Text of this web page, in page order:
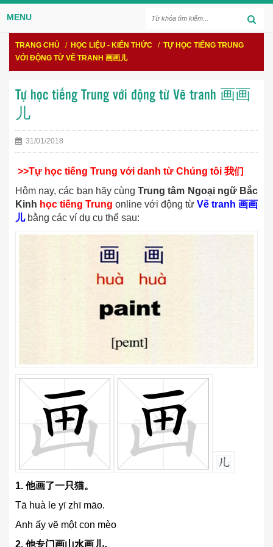
MENU
TRANG CHỦ / HỌC LIỆU - KIẾN THỨC / TỰ HỌC TIẾNG TRUNG
VỚI ĐỘNG TỪ VẼ TRANH 画画儿
Tự học tiếng Trung với động từ Vẽ tranh 画画
儿
31/01/2018
>>Tự học tiếng Trung với danh từ Chúng tôi 我们
Hôm nay, các bạn hãy cùngTrung tâm Ngoại ngữ Bắc
Kinh học tiếng Trung online với động từ Vẽ tranh 画画
儿 bằng các ví dụ cụ thể sau:
1. 他画了一只猫。
Tā huà le yī zhī māo.
Anh ấy vẽ một con mèo
2. 他专门画山水画儿。